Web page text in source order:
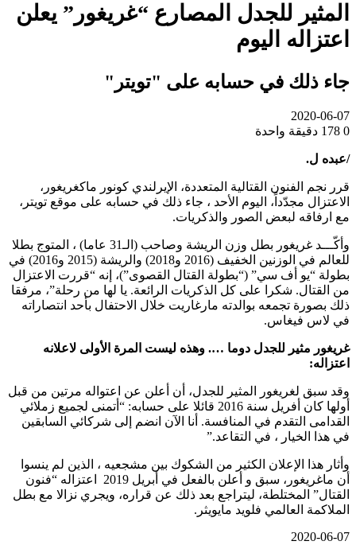
المثير للجدل المصارع “غريغور” يعلن
اعتزاله اليوم
جاء ذلك في حسابه على "تويتر"
2020-06-07
0
دقيقة واحدة
/عبده ل.
قرر نجم الفنون القتالية المتعددة، الإيرلندي كونور ماكغريغور،
الاعتزال مجدّداً، اليوم الأحد ، جاء ذلك في حسابه على موقع تويتر،
مع ارفاقه لبعض الصور والذكريات.
وأكّـــد غريغور بطل وزن الريشة وصاحب (الـ31 عاما) ، المتوج بطلا
للعالم في الوزنين الخفيف (2016 و2018) والريشة (2015 و2016) في
بطولة “يو أف سي” (“بطولة القتال القصوى”)، إنه “قررت الاعتزال
من القتال. شكرا على كل الذكريات الرائعة. يا لها من رحلة”، مرفقا
ذلك بصورة تجمعه بوالدته مارغاريت خلال الاحتفال بأحد انتصاراته
في لاس فيغاس.
غريغور مثير للجدل دوما …. وهذه ليست المرة الأولى لاعلانه
اعتزاله:
وقد سبق لغريغور المثير للجدل، أن أعلن عن اعتواله مرتين من قبل
أولها كان أفريل سنة 2016 قائلا على حسابه: “أتمنى لجميع زملائي
القدامى التقدم في المنافسة. أنا الآن انضم إلى شركائي السابقين
في هذا الخيار ، في التقاعد.”
وأثار هذا الإعلان الكثير من الشكوك بين مشجعيه ، الذين لم ينسوا
أن ماغريغور، سبق و أعلن بالفعل في أبريل 2019 اعتزاله “فنون
القتال” المختلطة، ليتراجع بعد ذلك عن قراره، ويجري نزالا مع بطل
الملاكمة العالمي فلويد مايويثر.
2020-06-07